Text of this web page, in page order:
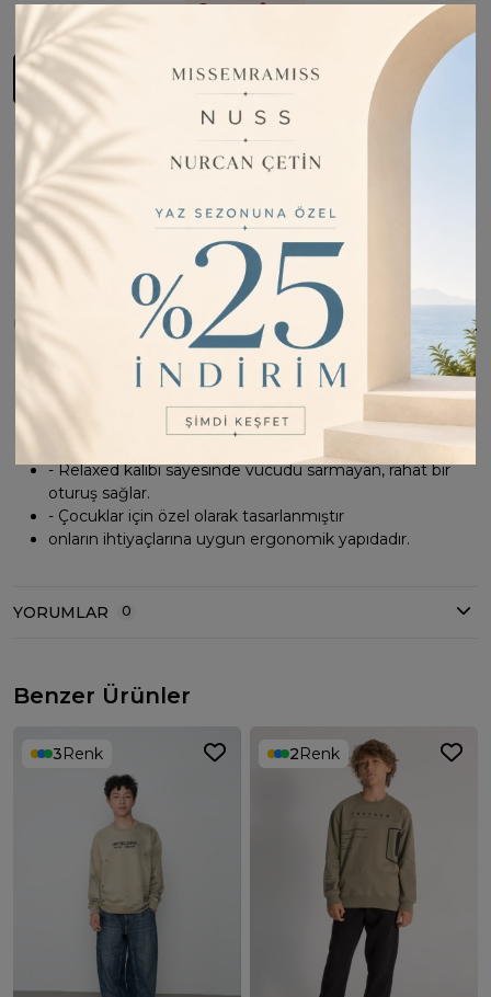
Son1Ürün
Sepete Ekle
Barkod:
ES18601
Kargo Bilgisi:
İade Bilgisi:
Değişim Kabul Edilir
Bu Ürünü Paylaş
ÜRÜN BILGISI
Standart boy kesimiyle vücuda tam oturur ve hareket
- Pamuklu materyali cildi tahriş etmeden yumuşak bir
- Relaxed kalıbı sayesinde vücudu sarmayan, rahat bir
oturuş sağlar.
- Çocuklar için özel olarak tasarlanmıştır
onların ihtiyaçlarına uygun ergonomik yapıdadır.
YORUMLAR 0
Benzer Ürünler
3Renk 2Renk